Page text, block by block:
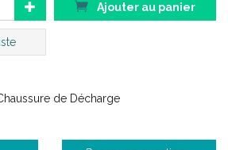
correspondant à votre choix.
pied, période post-opératoire.
en décharge de l' avant pied.
Ajouter au panier
de Décharge